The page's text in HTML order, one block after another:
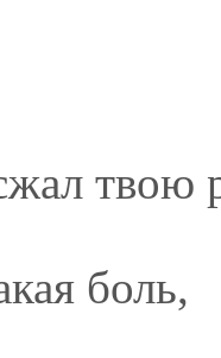
твою
боль,